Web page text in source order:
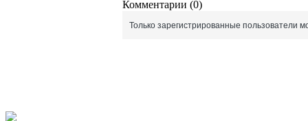
Комментарии (0)
Только зарегистрированные пользователи